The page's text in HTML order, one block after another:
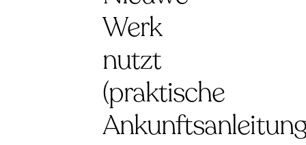
Werk
nutzt
(praktische